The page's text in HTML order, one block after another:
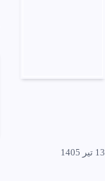
13 تیر 1405